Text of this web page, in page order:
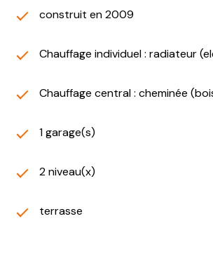
construit en 2009
Chauffage individuel : radiateur
Chauffage central : cheminée
1 garage(s)
2 niveau(x)
terrasse